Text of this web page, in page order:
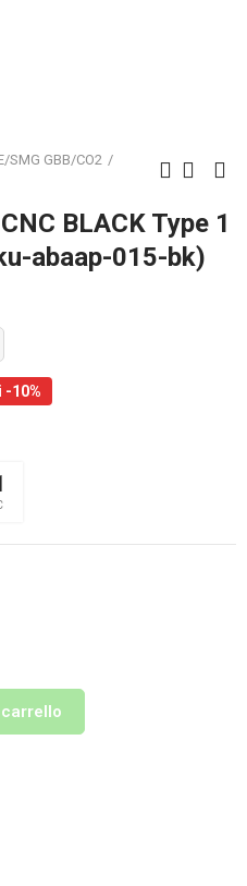
SMG GBB/CO2
BLACK Type 1
abaap-015-bk)
-10%